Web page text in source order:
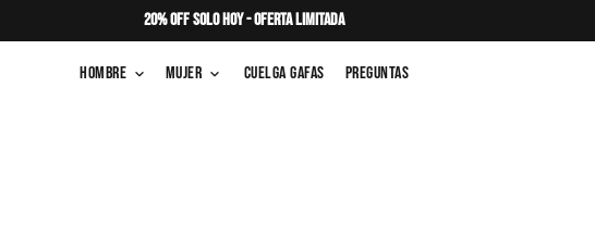
20% OFF SOLO HOY - OFERTA LIMITADA
Hombre keyboard_arrow_down Mujer keyboard_arrow_down Cuelga Gafas Preguntas